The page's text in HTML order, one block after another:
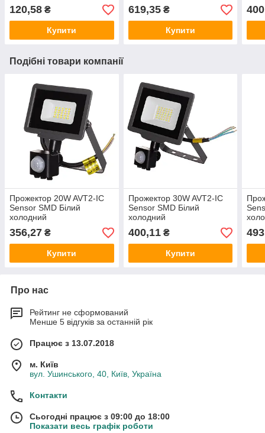
120,58 ₴
Купити
619,35₴
Купити
Подібні товари компанії
Прожектор 20W AVT2-IC
Sensor SMD Білий
холодний
356,27 ₴
Купити
Прожектор 30W AVT2-IC
Sensor SMD Білий
холодний
400,11₴
Купити
Про нас
Рейтинг не сформований
Менше 5 відгуків за останній рік
Працює з 13.07.2018
м. Київ
вул. Ушинського, 40, Київ, Україна
Контакти
Сьогодні працює з 09:00 до 18:00
Показати весь графік роботи